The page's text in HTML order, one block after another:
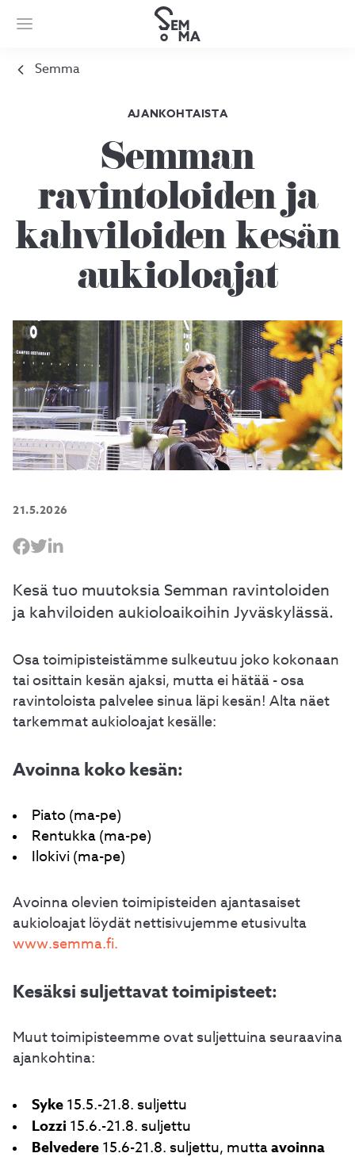
Semma
AJANKOHTAISTA
Semman
ravintoloiden ja
kahviloiden kesän
aukioloajat
21.5.2026
Kesä tuo muutoksia Semman ravintoloiden
ja kahviloiden aukioloaikoihin Jyväskylässä.
Osa toimipisteistämme sulkeutuu joko kokonaan
tai osittain kesän ajaksi, mutta ei hätää - osa
ravintoloista palvelee sinua läpi kesän! Alta näet
tarkemmat aukioloajat kesälle:
Avoinna koko kesän:
Piato (ma-pe)
Rentukka (ma-pe)
Ilokivi (ma-pe)
Avoinna olevien toimipisteiden ajantasaiset
aukioloajat löydät nettisivujemme etusivulta
www.semma.fi.
Kesäksi suljettavat toimipisteet:
Muut toimipisteemme ovat suljettuina seuraavina
ajankohtina:
Syke 15.5.-21.8. suljettu
Lozzi 15.6.-21.8. suljettu
Belvedere 15.6-21.8. suljettu, mutta avoinna